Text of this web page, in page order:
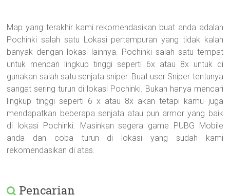
Map yang terakhir kami rekomendasikan buat anda adalah
Pochinki salah satu Lokasi pertempuran yang tidak kalah
banyak dengan lokasi lainnya. Pochinki salah satu tempat
untuk mencari lingkup tinggi seperti 6x atau 8x untuk di
gunakan salah satu senjata sniper. Buat user Sniper tentunya
sangat sering turun di lokasi Pochinki. Bukan hanya mencari
lingkup tinggi seperti 6 x atau 8x akan tetapi kamu juga
mendapatkan beberapa senjata atau pun armor yang baik
di lokasi Pochinki. Masinkan segera game PUBG Mobile
anda dan coba turun di lokasi yang sudah kami
rekomendasikan di atas.
Pencarian